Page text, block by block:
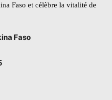
Faso et célèbre la vitalité de
Faso